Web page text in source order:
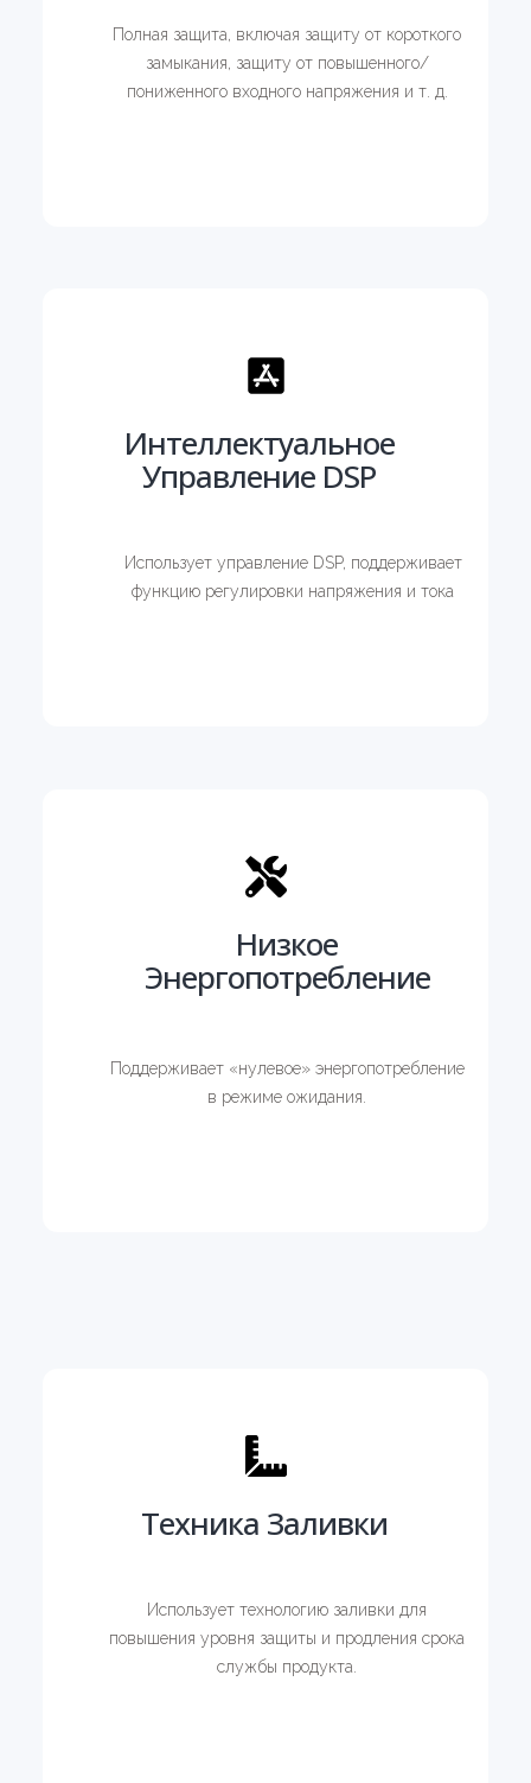
Полная защита, включая защиту от короткого
замыкания, защиту от повышенного/
пониженного входного напряжения и т. д.
Интеллектуальное
Управление DSP
Использует управление DSP, поддерживает
функцию регулировки напряжения и тока
Низкое
Энергопотребление
Поддерживает «нулевое» энергопотребление
в режиме ожидания.
Техника Заливки
Использует технологию заливки для
повышения уровня защиты и продления срока
службы продукта.